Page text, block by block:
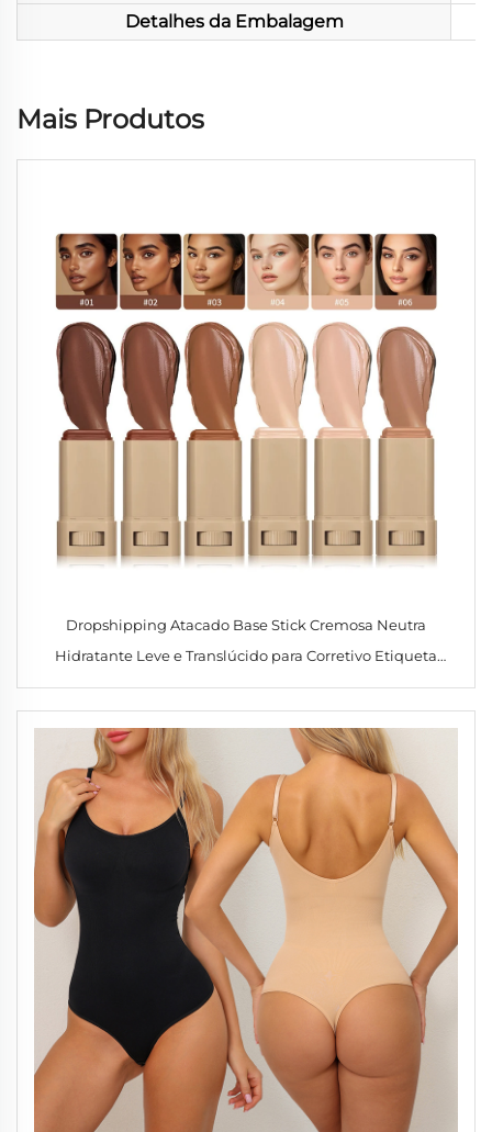
Detalhes da Embalagem
Mais Produtos
Dropshipping Atacado Base Stick Cremosa Neutra
Hidratante Leve e Translúcido para Corretivo Etiqueta
Própria Corretivo Base Contorno Stick